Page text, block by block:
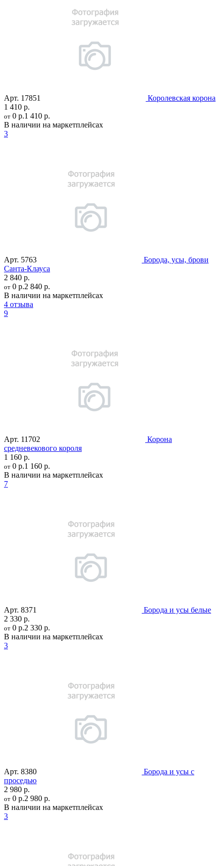
Арт. 17851
Королевская корона
1 410 р.
от 0 р.1 410 р.
В наличии на маркетплейсах
3
Арт. 5763
Борода, усы, брови
Санта-Клауса
2 840 р.
от 0 р.2 840 р.
В наличии на маркетплейсах
4 отзыва
9
Арт. 11702
Корона
средневекового короля
1 160 р.
от 0 р.1 160 р.
В наличии на маркетплейсах
7
Арт. 8371
Борода и усы белые
2 330 р.
от 0 р.2 330 р.
В наличии на маркетплейсах
3
Арт. 8380
Борода и усы с
проседью
2 980 р.
от 0 р.2 980 р.
В наличии на маркетплейсах
3